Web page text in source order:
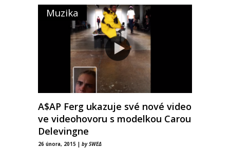
Muzika
A$AP Ferg ukazuje své nové video
ve videohovoru s modelkou Carou
Delevingne
26 února, 2015 | by SWEΔ